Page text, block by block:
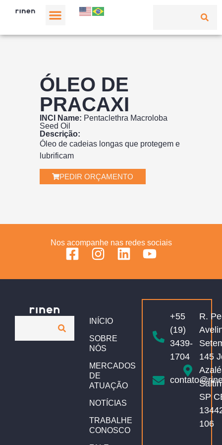
ÓLEO DE
PRACAXI
INCI Name: Pentaclethra Macroloba
Seed Oil
Descrição:
Óleo de cadeias longas que protegem e
lubrificam
PEDIR ORÇAMENTO
Nos acompanhe nas redes sociais
INÍCIO
SOBRE
NÓS
MERCADOS
DE
ATUAÇÃO
NOTÍCIAS
TRABALHE
CONOSCO
+55
(19)
3439-
1704
R.
145
SP
106